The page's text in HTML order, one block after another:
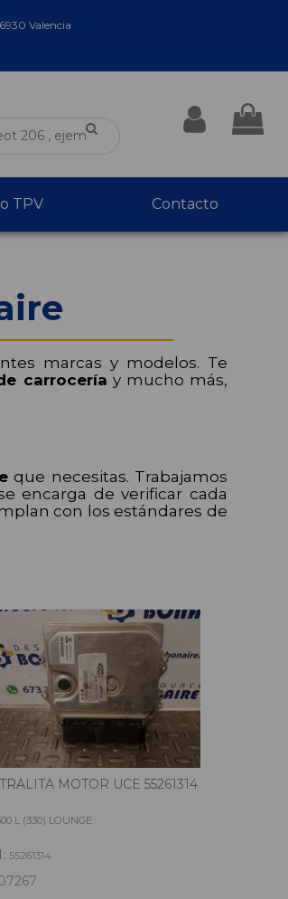
Valencia
TPV Contacto
marcas y modelos. Te
carrocería y mucho más,
que necesitas. Trabajamos
encarga de verificar cada
con los estándares de
MOTOR UCE 55261314
L (330) LOUNGE
55261314